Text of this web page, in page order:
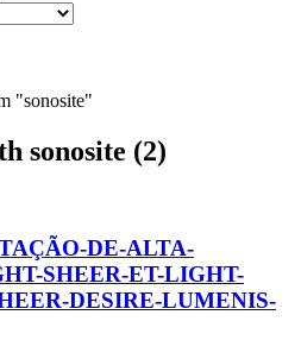
"sonosite"
sonosite (2)
DE-ALTA-
SHEER-ET-LIGHT-
DESIRE-LUMENIS-